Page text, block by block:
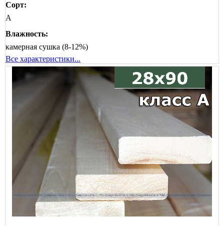
Сорт:
А
Влажность:
камерная сушка (8-12%)
Все характеристики...